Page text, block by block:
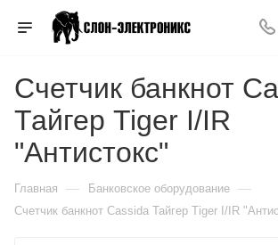
Счетчик банкнот
Тайгер Tiger I/IR
"Антистокс"
Главная — Банковское оборудование —
Счетчик банкнот Cassida Тайгер Tiger I/IR